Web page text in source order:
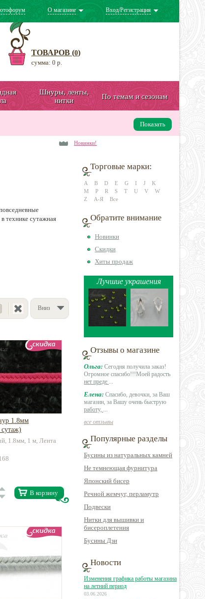
О магазине Вход/Регистрация
ТОВАРОВ (0)
сумма: 0 р.
Шнуры, ленты,
нитки
По темам и сезонам
Показать
Новинки!
технике сутажная
Вниз
1.8мм
1.8мм, 1 м, Лента
В корзину
Торговые марки:
A B D E G I J
K
M
P R S T U V
W
Z
А-Я Все
Обратите внимание
Новинки
Скидки
Хиты продаж
Лучшие украшения
Отзывы о магазине
Ольга: Сегодня получила заказ!
Огромное спасибо!!!Моей радость
нет преде ...
Елена: Спасибо, девочки, за Ваш
магазин, за Вашу очень быструю
работу, ...
все отзывы
Популярные разделы
Бусины из натуральных камней
Не темнеющая фурнитура
Японский бисер
Речной жемчуг, перламутр
Подвески
Нитки для вышивки и
бисероплетения
Бусины Дзи
Новости
Изменения графика работы магазина
на летний период
03.06.2026